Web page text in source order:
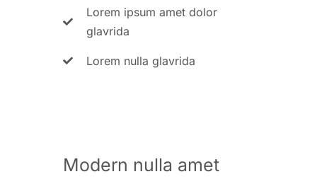
Lorem ipsum amet dolor
glavrida
Lorem nulla glavrida
Modern nulla amet